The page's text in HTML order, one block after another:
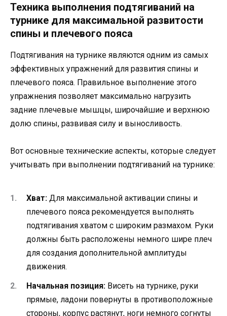
Техника выполнения подтягиваний на
турнике для максимальной развитости
спины и плечевого пояса
Подтягивания на турнике являются одним из самых
эффективных упражнений для развития спины и
плечевого пояса. Правильное выполнение этого
упражнения позволяет максимально нагрузить
задние плечевые мышцы, широчайшие и верхнюю
долю спины, развивая силу и выносливость.
Вот основные технические аспекты, которые следует
учитывать при выполнении подтягиваний на турнике:
Хват: Для максимальной активации спины и
плечевого пояса рекомендуется выполнять
подтягивания хватом с широким размахом. Руки
должны быть расположены немного шире плеч
для создания дополнительной амплитуды
движения.
Начальная позиция: Висеть на турнике, руки
прямые, ладони повернуты в противоположные
стороны, корпус растянут, ноги немного согнуты